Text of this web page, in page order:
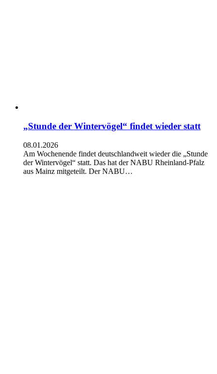
„Stunde der Wintervögel“ findet wieder statt
08.01.2026
Am Wochenende findet deutschlandweit wieder die „Stunde
der Wintervögel“ statt. Das hat der NABU Rheinland-Pfalz
aus Mainz mitgeteilt. Der NABU…